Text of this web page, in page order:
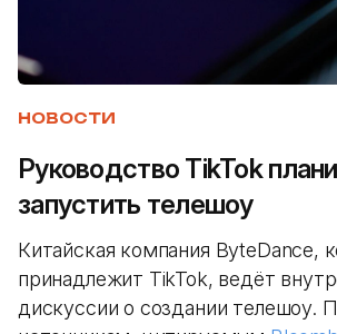
НОВОСТИ
Руководство TikTok
запустить телешоу
Китайская компания ByteDance,
принадлежит TikTok, ведёт
дискуссии о создании телешоу.